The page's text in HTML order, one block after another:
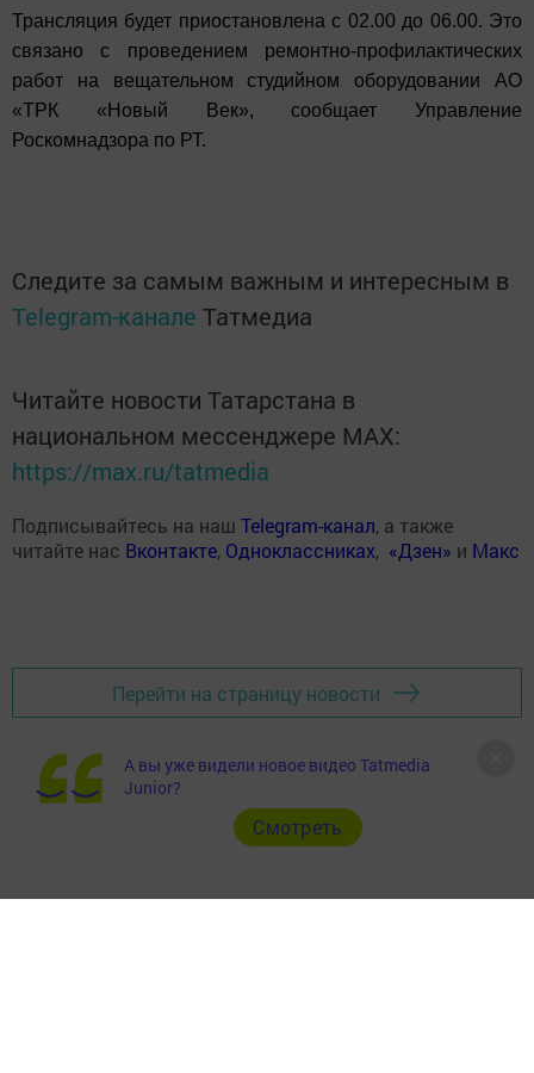
Трансляция будет приостановлена с 02.00 до 06.00. Это
связано с проведением ремонтно-профилактических
работ на вещательном студийном оборудовании АО
«ТРК «Новый Век», сообщает Управление
Роскомнадзора по РТ.
Следите за самым важным и интересным в
Telegram-канале Татмедиа
Читайте новости Татарстана в
национальном мессенджере MАХ:
https://max.ru/tatmedia
Подписывайтесь на наш Telegram-канал, а также
читайте нас Вконтакте, Одноклассниках, «Дзен» и Макс
Перейти на страницу новости
А вы уже видели новое видео Tatmedia
Junior?
Cмотреть